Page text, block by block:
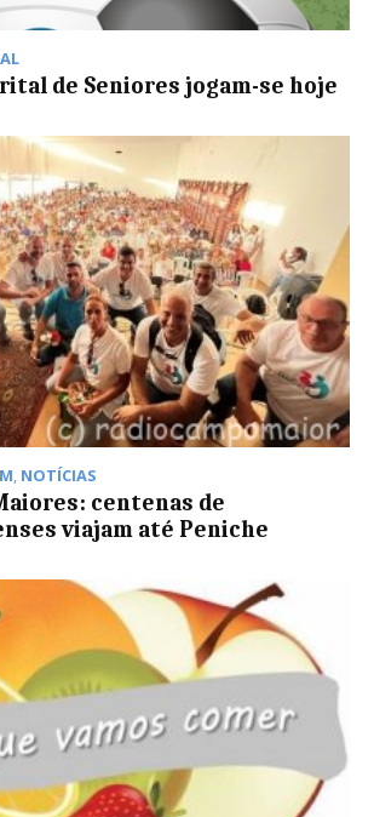
de Seniores jogam-se hoje
, NOTÍCIAS
centenas de
viajam até Peniche